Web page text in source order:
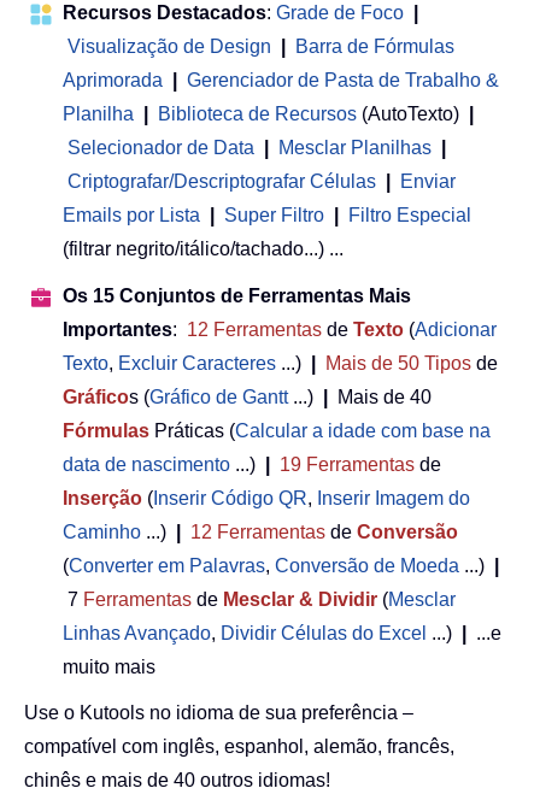
Recursos Destacados: Grade de Foco
Visualização de Design
Barra de Fórmulas
Aprimorada
Gerenciador de Pasta de Trabalho &
Planilha
Biblioteca de Recursos (AutoTexto)
Selecionador de Data
Mesclar Planilhas
Criptografar/Descriptografar Células
Enviar
Emails por Lista
Super Filtro
Filtro Especial
(filtrar negrito/itálico/tachado...) ...
Os 15 Conjuntos de Ferramentas Mais
Importantes: 12 Ferramentas de Texto (Adicionar
Texto, Excluir Caracteres ...) Mais de 50 Tipos de
Gráficos (Gráfico de Gantt...)
Mais de 40
Fórmulas Práticas (Calcular a idade com base na
data de nascimento ...) 19 Ferramentas de
Inserção ( Inserir Código QR, Inserir Imagem do
Caminho ...) 12 Ferramentas de Conversão
(Converter em Palavras, Conversão de Moeda ...)
7 Ferramentas de Mesclar & Dividir (Mesclar
Linhas Avançado, Dividir Células do Excel ...)
...e
muito mais
Use o Kutools no idioma de sua preferência –
compatível com inglês, espanhol, alemão, francês,
chinês e mais de 40 outros idiomas!